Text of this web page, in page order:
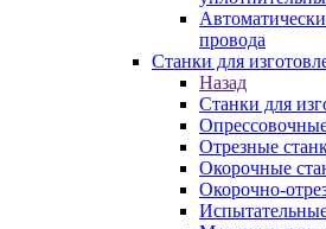
провода
Станки для
Назад
Станки для
Отрезные
Окорочные
Окорочно-